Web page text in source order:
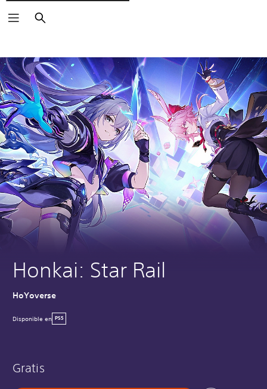
Buscar
Honkai: Star Rail
HoYoverse
Disponible en PS5
Gratis